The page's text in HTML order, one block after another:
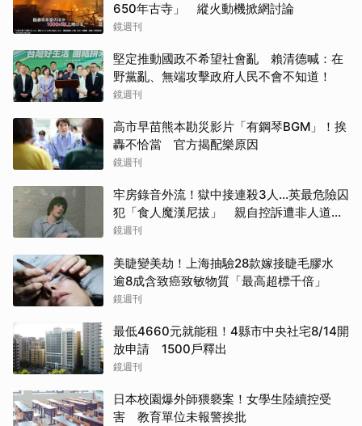
650年古寺」 縱火動機掀網討論
鏡週刊
堅定推動國政不希望社會亂 賴清德喊：在
野黨亂、無端攻擊政府人民不會不知道！
鏡週刊
高市早苗熊本勘災影片「有鋼琴BGM」！挨
轟不恰當 官方揭配樂原因
鏡週刊
牢房錄音外流！獄中接連殺3人...英最危險囚
犯「食人魔漢尼拔」 親自控訴遭非人道對
待
鏡週刊
美睫變美劫！上海抽驗28款嫁接睫毛膠水
逾8成含致癌致敏物質「最高超標千倍」
鏡週刊
最低4660元就能租！4縣市中央社宅8/14開
放申請 1500戶釋出
鏡週刊
日本校園爆外師猥褻案！女學生陸續控受
害 教育單位未報警挨批